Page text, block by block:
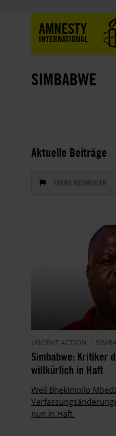
AMNESTY
INTERNATIONAL
SIMBABWE
Aktuelle Beiträge
THEMA AUSWÄHLEN
URGENT ACTION
Simbabwe: Kritiker
willkürlich in Haft
Weil Bhekimpilo
nun in Haft.